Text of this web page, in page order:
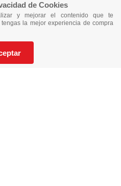
de Cookies
y mejorar el contenido que te
la mejor experiencia de compra
ofertas!
Catalogo